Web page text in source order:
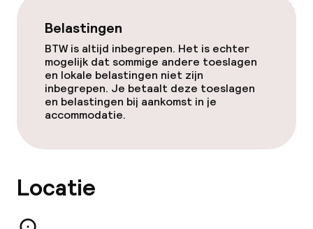
Eet- en drinkdiensten
Ontbijt geserveerd aan tafel
Vroeg ontbijt
Laat ontbijt
Kinderzwembad
Belastingen
BTW is altijd inbegrepen. Het is echter
mogelijk dat sommige andere toeslagen
en lokale belastingen niet zijn
inbegrepen. Je betaalt deze toeslagen
en belastingen bij aankomst in je
accommodatie.
Locatie